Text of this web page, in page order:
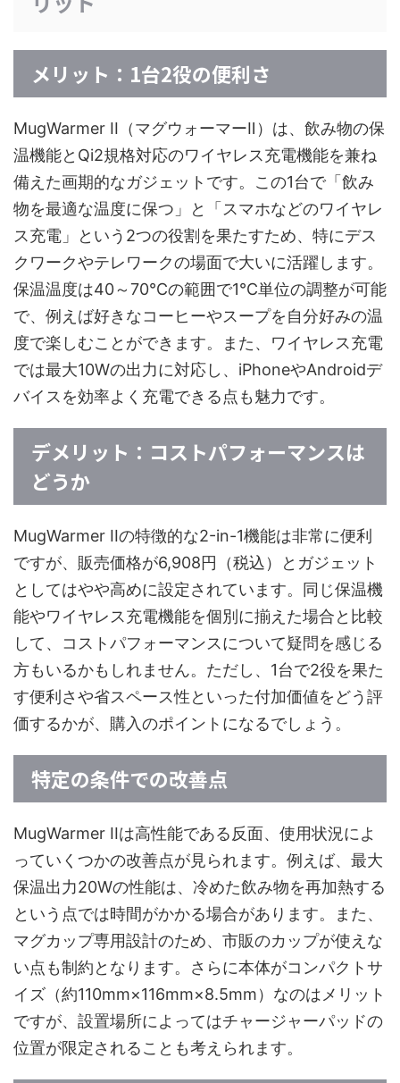
メリット：1台2役の便利さ
MugWarmer II（マグウォーマーⅡ）は、飲み物の保
温機能とQi2規格対応のワイヤレス充電機能を兼ね
備えた画期的なガジェットです。この1台で「飲み
物を最適な温度に保つ」と「スマホなどのワイヤレ
ス充電」という2つの役割を果たすため、特にデス
クワークやテレワークの場面で大いに活躍します。
保温温度は40～70℃の範囲で1℃単位の調整が可能
で、例えば好きなコーヒーやスープを自分好みの温
度で楽しむことができます。また、ワイヤレス充電
では最大10Wの出力に対応し、iPhoneやAndroidデ
バイスを効率よく充電できる点も魅力です。
デメリット：コストパフォーマンスは
どうか
MugWarmer IIの特徴的な2-in-1機能は非常に便利
ですが、販売価格が6,908円（税込）とガジェット
としてはやや高めに設定されています。同じ保温機
能やワイヤレス充電機能を個別に揃えた場合と比較
して、コストパフォーマンスについて疑問を感じる
方もいるかもしれません。ただし、1台で2役を果た
す便利さや省スペース性といった付加価値をどう評
価するかが、購入のポイントになるでしょう。
特定の条件での改善点
MugWarmer IIは高性能である反面、使用状況によ
っていくつかの改善点が見られます。例えば、最大
保温出力20Wの性能は、冷めた飲み物を再加熱する
という点では時間がかかる場合があります。また、
マグカップ専用設計のため、市販のカップが使えな
い点も制約となります。さらに本体がコンパクトサ
イズ（約110mm×116mm×8.5mm）なのはメリット
ですが、設置場所によってはチャージャーパッドの
位置が限定されることも考えられます。